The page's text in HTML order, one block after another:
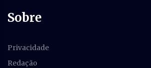
Sobre
Privacidade
Redação